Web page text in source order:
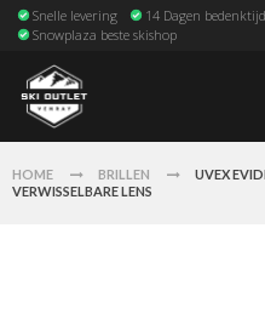
Snelle levering 14 Dagen bedenktijd
Snowplaza beste skishop
HOME BRILLEN
UVEX
VERWISSELBARE LENS